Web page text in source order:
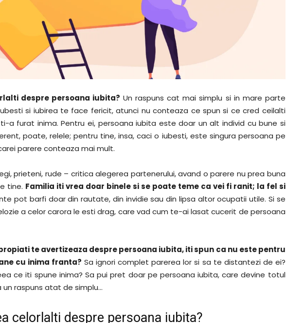
despre persoana iubita? Un raspuns cat mai simplu si in mare parte
si iubirea te face fericit, atunci nu conteaza ce spun si ce cred ceilalti
a furat inima. Pentru ei, persoana iubita este doar un alt individ cu bune si
poate, relele; pentru tine, insa, caci o iubesti, este singura persoana pe
parere conteaza mai mult.
prieteni, rude – critica alegerea partenerului, avand o parere nu prea buna
tine. Familia iti vrea doar binele si se poate teme ca vei fi ranit; la fel si
pot barfi doar din rautate, din invidie sau din lipsa altor ocupatii utile. Si se
a celor carora le esti drag, care vad cum te-ai lasat cucerit de persoana
te avertizeaza despre persoana iubita, iti spun ca nu este pentru
cu inima franta? Sa ignori complet parerea lor si sa te distantezi de ei?
ce iti spune inima? Sa pui pret doar pe persoana iubita, care devine totul
raspuns atat de simplu…
celorlalti despre persoana iubita?